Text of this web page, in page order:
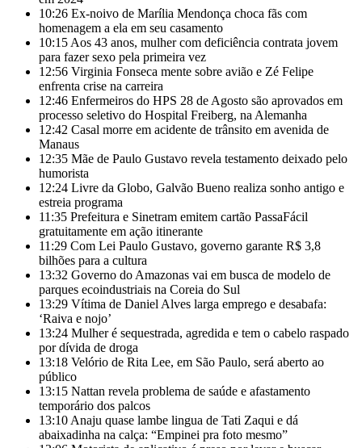
10:26 Ex-noivo de Marília Mendonça choca fãs com
homenagem a ela em seu casamento
10:15 Aos 43 anos, mulher com deficiência contrata jovem
para fazer sexo pela primeira vez
12:56 Virginia Fonseca mente sobre avião e Zé Felipe
enfrenta crise na carreira
12:46 Enfermeiros do HPS 28 de Agosto são aprovados em
processo seletivo do Hospital Freiberg, na Alemanha
12:42 Casal morre em acidente de trânsito em avenida de
Manaus
12:35 Mãe de Paulo Gustavo revela testamento deixado pelo
humorista
12:24 Livre da Globo, Galvão Bueno realiza sonho antigo e
estreia programa
11:35 Prefeitura e Sinetram emitem cartão PassaFácil
gratuitamente em ação itinerante
11:29 Com Lei Paulo Gustavo, governo garante R$ 3,8
bilhões para a cultura
13:32 Governo do Amazonas vai em busca de modelo de
parques ecoindustriais na Coreia do Sul
13:29 Vítima de Daniel Alves larga emprego e desabafa:
‘Raiva e nojo’
13:24 Mulher é sequestrada, agredida e tem o cabelo raspado
por dívida de droga
13:18 Velório de Rita Lee, em São Paulo, será aberto ao
público
13:15 Nattan revela problema de saúde e afastamento
temporário dos palcos
13:10 Anaju quase lambe lingua de Tati Zaqui e dá
abaixadinha na calça: “Empinei pra foto mesmo”